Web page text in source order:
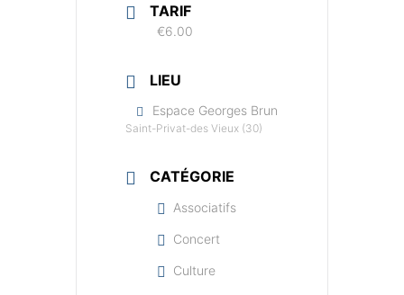
TARIF
€6.00
LIEU
Espace Georges Brun
Saint-Privat-des Vieux (30)
CATÉGORIE
Associatifs
Concert
Culture